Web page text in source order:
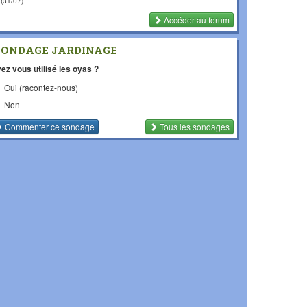
Accéder au forum
JARDINAGE
vous utilisé les oyas ?
Oui (racontez-nous)
Non
Commenterce sondage Tous les sondages